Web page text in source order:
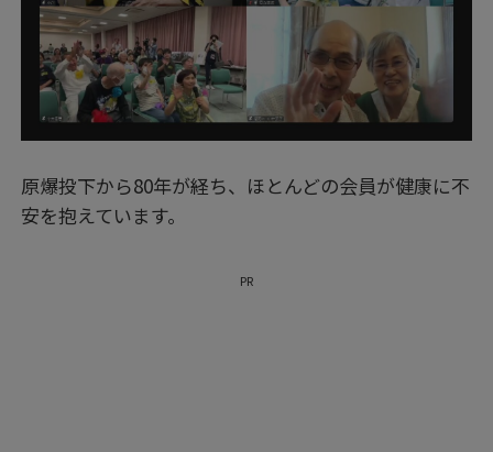
原爆投下から80年が経ち、ほとんどの会員が健康に不
安を抱えています。
PR